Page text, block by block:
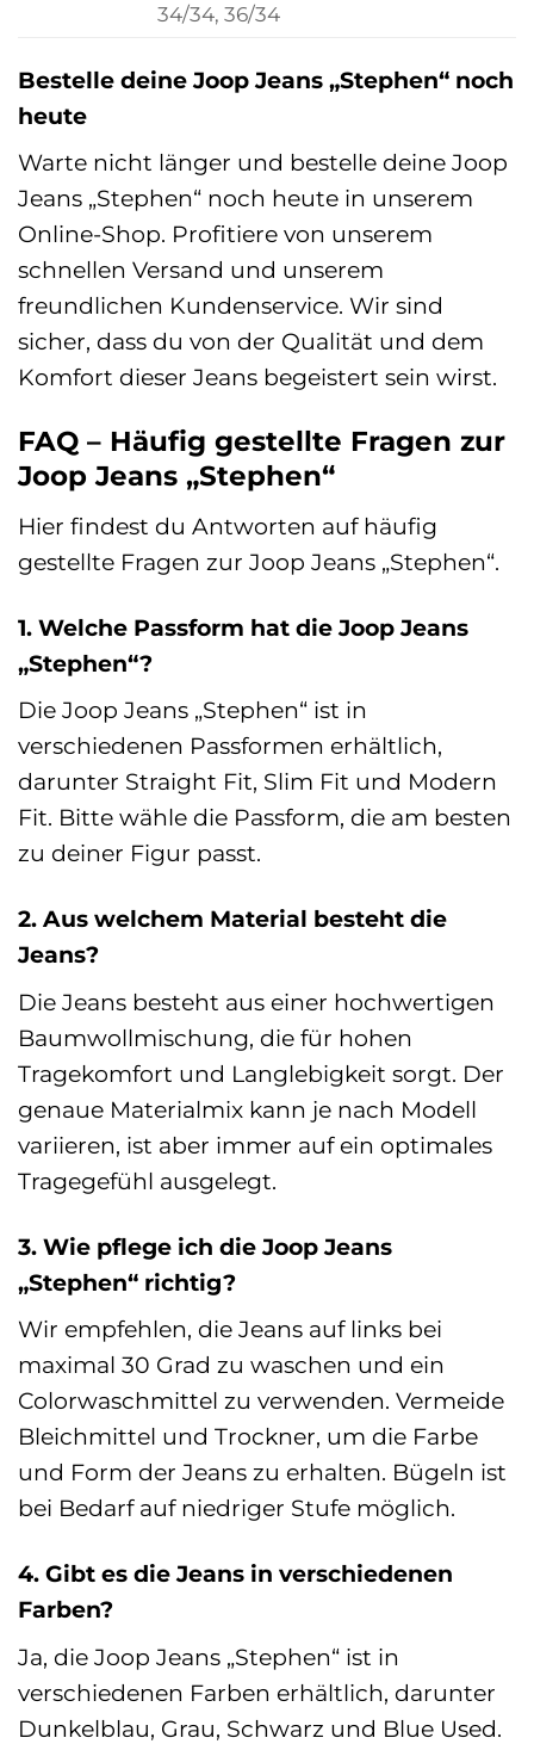
34/34, 36/34
Bestelle deine Joop Jeans „Stephen“ noch
heute
Warte nicht länger und bestelle deine Joop
Jeans „Stephen“ noch heute in unserem
Online-Shop. Profitiere von unserem
schnellen Versand und unserem
freundlichen Kundenservice. Wir sind
sicher, dass du von der Qualität und dem
Komfort dieser Jeans begeistert sein wirst.
FAQ – Häufig gestellte Fragen zur
Joop Jeans „Stephen“
Hier findest du Antworten auf häufig
gestellte Fragen zur Joop Jeans „Stephen“.
1. Welche Passform hat die Joop Jeans
„Stephen“?
Die Joop Jeans „Stephen“ ist in
verschiedenen Passformen erhältlich,
darunter Straight Fit, Slim Fit und Modern
Fit. Bitte wähle die Passform, die am besten
zu deiner Figur passt.
2. Aus welchem Material besteht die
Jeans?
Die Jeans besteht aus einer hochwertigen
Baumwollmischung, die für hohen
Tragekomfort und Langlebigkeit sorgt. Der
genaue Materialmix kann je nach Modell
variieren, ist aber immer auf ein optimales
Tragegefühl ausgelegt.
3. Wie pflege ich die Joop Jeans
„Stephen“ richtig?
Wir empfehlen, die Jeans auf links bei
maximal 30 Grad zu waschen und ein
Colorwaschmittel zu verwenden. Vermeide
Bleichmittel und Trockner, um die Farbe
und Form der Jeans zu erhalten. Bügeln ist
bei Bedarf auf niedriger Stufe möglich.
4. Gibt es die Jeans in verschiedenen
Farben?
Ja, die Joop Jeans „Stephen“ ist in
verschiedenen Farben erhältlich, darunter
Dunkelblau, Grau, Schwarz und Blue Used.